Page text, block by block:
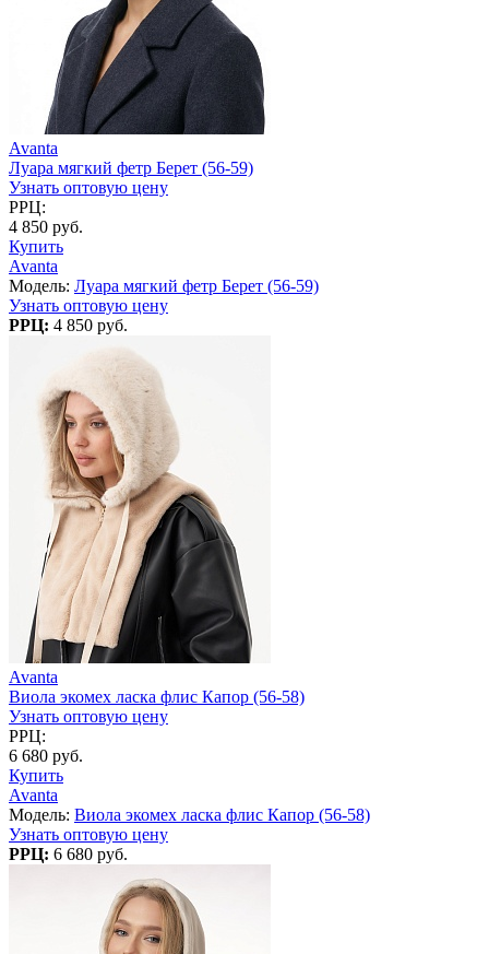
Avanta
Луара мягкий фетр Берет (56-59)
Узнать оптовую цену
РРЦ:
4 850 руб.
Купить
Avanta
Модель: Луара мягкий фетр Берет (56-59)
Узнать оптовую цену
РРЦ: 4 850 руб.
Avanta
Виола экомех ласка флис Капор (56-58)
Узнать оптовую цену
РРЦ:
6 680 руб.
Купить
Avanta
Модель: Виола экомех ласка флис Капор (56-58)
Узнать оптовую цену
РРЦ: 6 680 руб.